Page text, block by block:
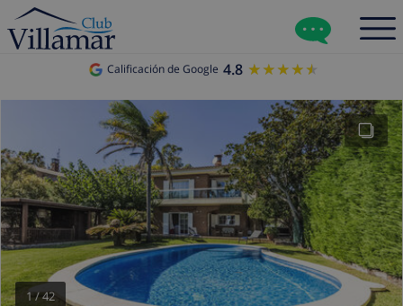
Calificación de Google 4.8 ★★★★★
★★★★★
1/42